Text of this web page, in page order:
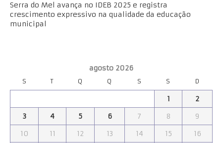
Serra do Mel avança no IDEB 2025 e registra
crescimento expressivo na qualidade da educação
municipal
agosto 2026
S T Q Q S S D
1
2
3
4 5 6 7 8
9
10
11 12 13 14 15
16